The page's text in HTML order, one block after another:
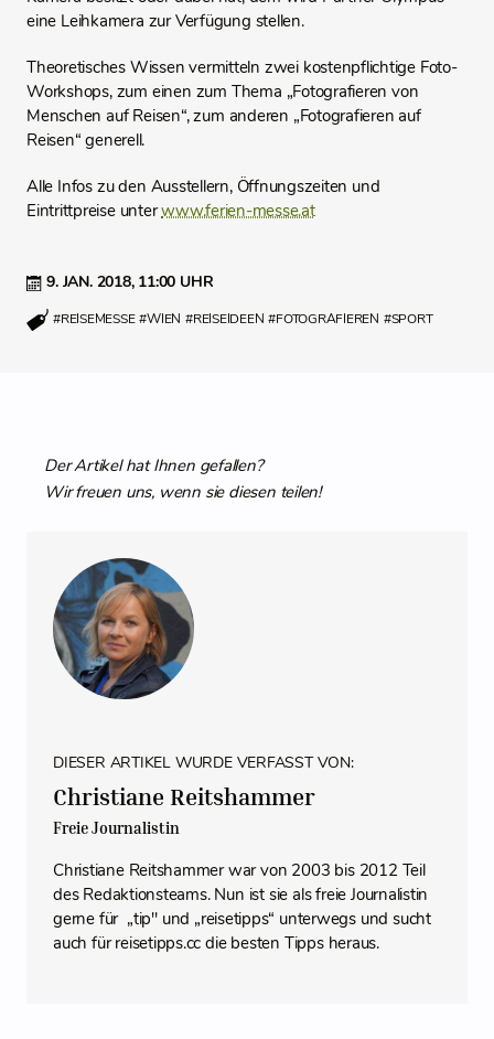
9. JAN. 2018, 11:00 UHR
#REISEMESSE #WIEN #REISEIDEEN #FOTOGRAFIEREN #SPORT
eine Leihkamera zur Verfügung stellen.
Theoretisches Wissen vermitteln zwei kostenpflichtige Foto-
Workshops, zum einen zum Thema „Fotografieren von
Menschen auf Reisen“, zum anderen „Fotografieren auf
Reisen“ generell.
Alle Infos zu den Ausstellern, Öffnungszeiten und
Eintrittpreise unterwww.ferien-messe.at
Der Artikel hat Ihnen gefallen?
Wir freuen uns, wenn sie diesen teilen!
DIESER ARTIKEL WURDE VERFASST VON:
Christiane Reitshammer
Freie Journalistin
Christiane Reitshammer war von 2003 bis 2012 Teil
des Redaktionsteams. Nun ist sie als freie Journalistin
gerne für „tip" und „reisetipps“ unterwegs und sucht
auch für reisetipps.cc die besten Tipps heraus.